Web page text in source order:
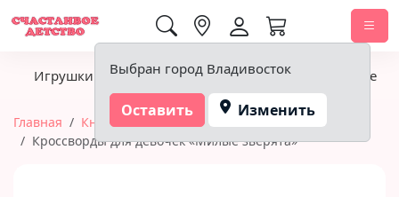
Выбран город Владивосток
Оставить Изменить
Игрушки Детское питание Подгузники, гигиена
Главная Книги
Проф-Пресс (книги)
Кроссворды для девочек «Милые зверята»